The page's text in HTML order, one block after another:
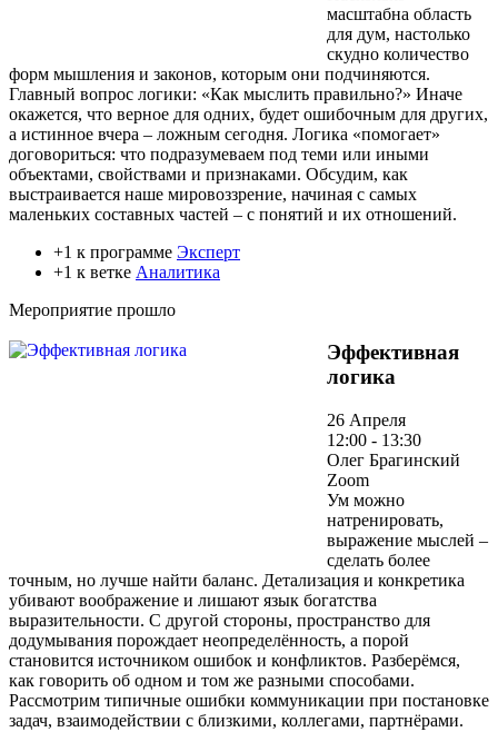
масштабна область
для дум, настолько
скудно количество
форм мышления и законов, которым они подчиняются.
Главный вопрос логики: «Как мыслить правильно?» Иначе
окажется, что верное для одних, будет ошибочным для других,
а истинное вчера – ложным сегодня. Логика «помогает»
договориться: что подразумеваем под теми или иными
объектами, свойствами и признаками. Обсудим, как
выстраивается наше мировоззрение, начиная с самых
маленьких составных частей – с понятий и их отношений.
+1 к программе Эксперт
+1 к ветке Аналитика
Мероприятие прошло
Эффективная
логика
26 Апреля
12:00 - 13:30
Олег Брагинский
Zoom
Ум можно
натренировать,
выражение мыслей –
сделать более
точным, но лучше найти баланс. Детализация и конкретика
убивают воображение и лишают язык богатства
выразительности. С другой стороны, пространство для
додумывания порождает неопределённость, а порой
становится источником ошибок и конфликтов. Разберёмся,
как говорить об одном и том же разными способами.
Рассмотрим типичные ошибки коммуникации при постановке
задач, взаимодействии с близкими, коллегами, партнёрами.